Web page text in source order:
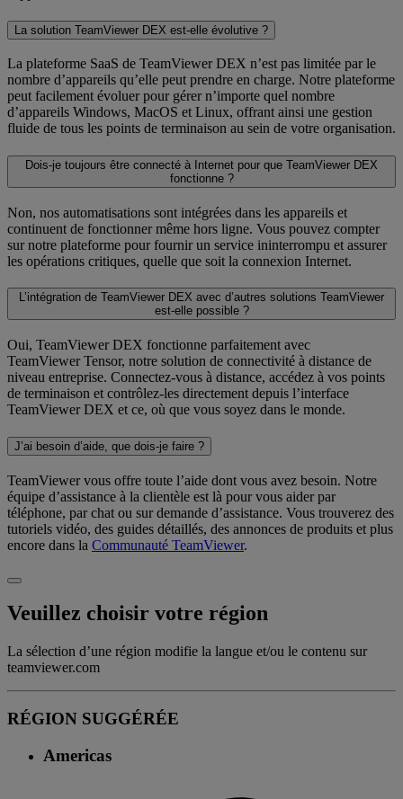
La solution TeamViewer DEX est-elle évolutive ?
La plateforme SaaS de TeamViewer DEX n’est pas limitée par le
nombre d’appareils qu’elle peut prendre en charge. Notre plateforme
peut facilement évoluer pour gérer n’importe quel nombre
d’appareils Windows, MacOS et Linux, offrant ainsi une gestion
fluide de tous les points de terminaison au sein de votre organisation.
Dois-je toujours être connecté à Internet pour que TeamViewer DEX
fonctionne ?
Non, nos automatisations sont intégrées dans les appareils et
continuent de fonctionner même hors ligne. Vous pouvez compter
sur notre plateforme pour fournir un service ininterrompu et assurer
les opérations critiques, quelle que soit la connexion Internet.
L’intégration de TeamViewer DEX avec d’autres solutions TeamViewer
est-elle possible ?
Oui, TeamViewer DEX fonctionne parfaitement avec
TeamViewer Tensor, notre solution de connectivité à distance de
niveau entreprise. Connectez-vous à distance, accédez à vos points
de terminaison et contrôlez-les directement depuis l’interface
TeamViewer DEX et ce, où que vous soyez dans le monde.
J’ai besoin d’aide, que dois-je faire ?
TeamViewer vous offre toute l’aide dont vous avez besoin. Notre
équipe d’assistance à la clientèle est là pour vous aider par
téléphone, par chat ou sur demande d’assistance. Vous trouverez des
tutoriels vidéo, des guides détaillés, des annonces de produits et plus
encore dans la Communauté TeamViewer.
Veuillez choisir votre région
La sélection d’une région modifie la langue et/ou le contenu sur
teamviewer.com
RÉGION SUGGÉRÉE
Americas